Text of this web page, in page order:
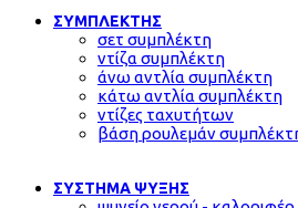
ΣΥΜΠΛΕΚΤΗΣ
σετ συμπλέκτη
ντίζα συμπλέκτη
άνω αντλία συμπλέκτη
κάτω αντλία συμπλέκτη
ντίζες ταχυτήτων
βάση ρουλεμάν
ΣΥΣΤΗΜΑ ΨΥΞΗΣ